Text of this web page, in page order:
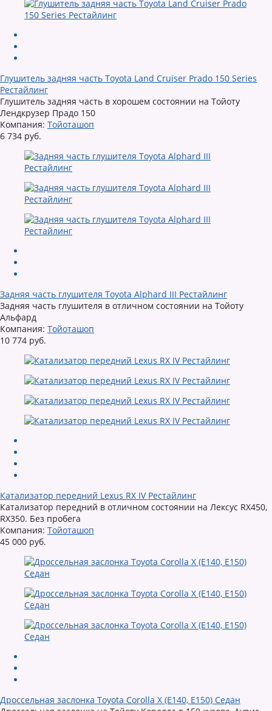
Глушитель задняя часть Toyota Land Cruiser Prado 150 Series
Рестайлинг
Глушитель задняя часть в хорошем состоянии на Тойоту
Лендкрузер Прадо 150
Компания: Тойоташоп
6 734 руб.
Задняя часть глушителя Toyota Alphard III Рестайлинг
Задняя часть глушителя в отличном состоянии на Тойоту
Альфард
Компания: Тойоташоп
10 774 руб.
Катализатор передний Lexus RX IV Рестайлинг
Катализатор передний в отличном состоянии на Лексус RX450,
RX350. Без пробега
Компания: Тойоташоп
45 000 руб.
Дроссельная заслонка Toyota Corolla X (E140, E150) Седан